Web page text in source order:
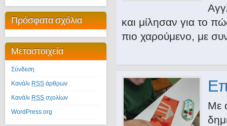
Πρόσφατα σχόλια
Μεταστοιχεία
Σύνδεση
Κανάλι RSS άρθρων
Κανάλι RSS σχολίων
WordPress.org
και μίλησαν για το
πιο χαρούμενο, με
Με